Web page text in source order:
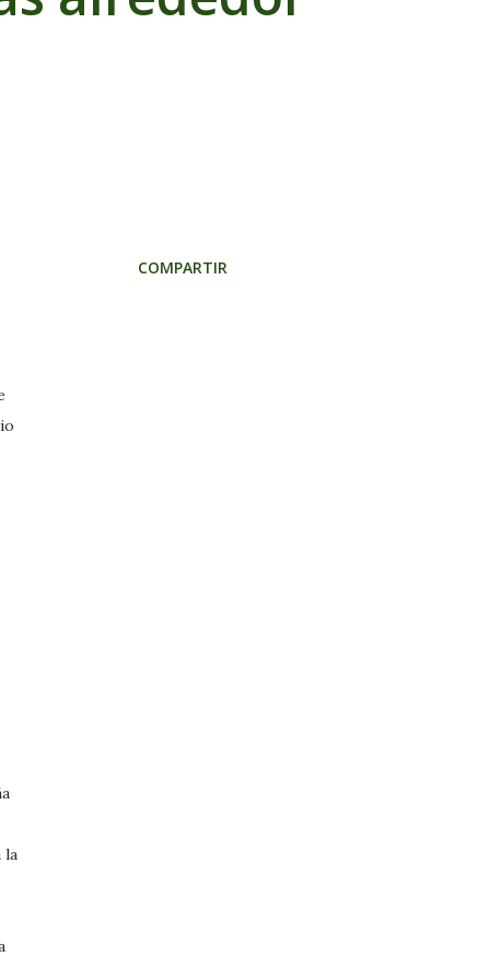
la
COMPARTIR